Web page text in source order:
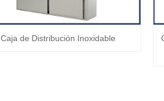
Caja de Distribución Inoxidable